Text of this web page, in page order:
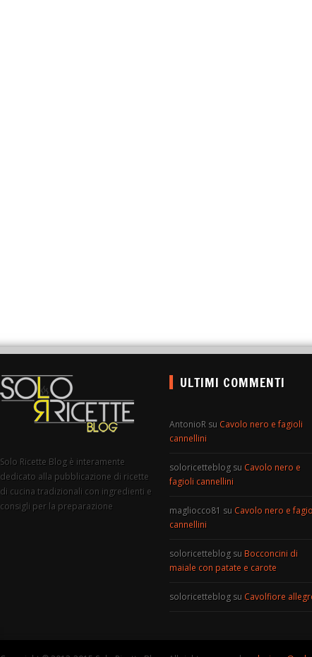
Solo Ricette Blog è interamente
dedicato alla pubblicazione di ricette
di cucina tradizionali con ingredienti e
consigli per la preparazione
ULTIMI COMMENTI
AntonioR su Cavolo nero e fagioli
cannellini
soloricetteblog su Cavolo nero e
fagioli cannellini
magliocco81 su Cavolo nero e
cannellini
soloricetteblog su Bocconcini di
maiale con patate e carote
soloricetteblog su Cavolfiore